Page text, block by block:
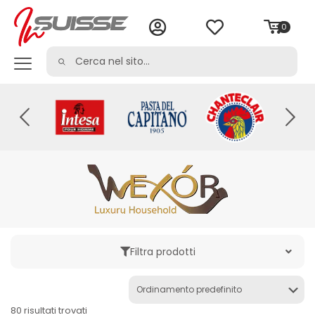
0
Filtra prodotti
80 risultati trovati